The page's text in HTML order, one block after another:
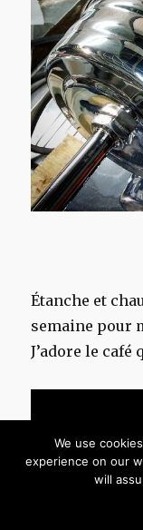
Étanche et
semaine pour
J’adore le
We use
experience on our
will